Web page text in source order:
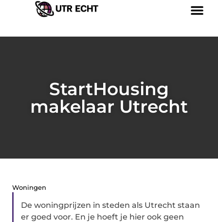
StartHousing
makelaar Utrecht
Woningen
De woningprijzen in steden als Utrecht staan
er goed voor. En je hoeft je hier ook geen